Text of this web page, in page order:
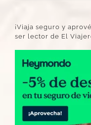
¡Viaja seguro y
ser lector de El